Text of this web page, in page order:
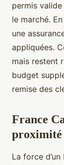
permis valide
le marché.
une
appliquées.
mais restent
budget
remise des
France
proximité
La force